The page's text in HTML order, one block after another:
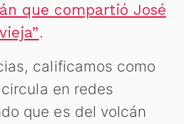
que compartió José
.
calificamos como
en redes
que es del volcán